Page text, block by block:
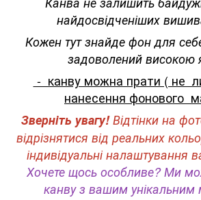
найдосвідченіших
Кожен тут знайде фон для
задоволений високою
- канву можна прати ( не
нанесення фонового
Зверніть увагу!Відтінки на
відрізнятися від реальних
індивідуальні налаштування
Хочете щось особливе? Ми
канву з вашим